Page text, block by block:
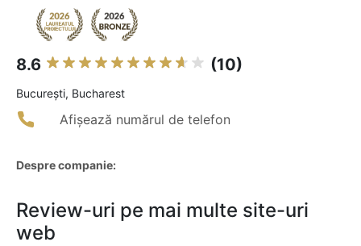
8.6 (10)
Bucureşti, Bucharest
Afișează numărul de telefon
Despre companie:
Review-uri pe mai multe site-uri
web